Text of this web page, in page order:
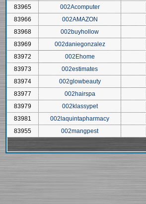
83965
002Acomputer
83966
002AMAZON
83968
002buyhollow
83969
002daniegonzalez
83972
002Ehome
83973
002estimates
83974
002glowbeauty
83977
002hairspa
83979
002klassypet
83981
002laquintapharmacy
83955
002mangpest